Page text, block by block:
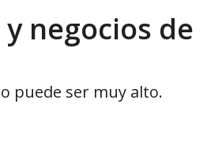
y negocios de
puede ser muy alto.